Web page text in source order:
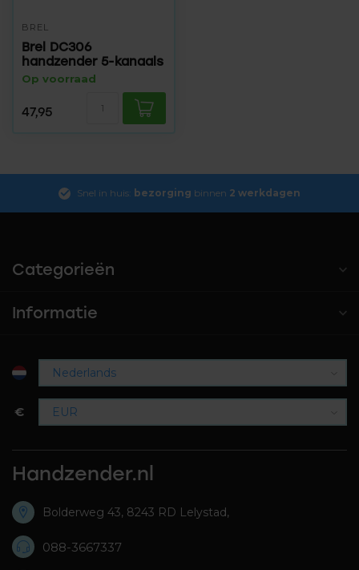
BREL
Brel DC306
handzender 5-kanaals
Op voorraad
47,95
Snel in huis: bezorging binnen 2 werkdagen
Categorieën
Informatie
€
Handzender.nl
Bolderweg 43, 8243 RD Lelystad,
088-3667337